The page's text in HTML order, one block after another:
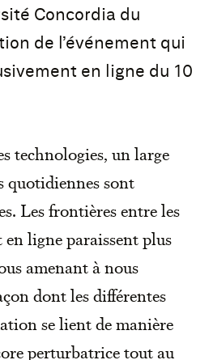
Concordia du
de l’événement qui
en ligne du 10
technologies, un large
quotidiennes sont
Les frontières entre les
en ligne paraissent plus
amenant à nous
dont les différentes
se lient de manière
perturbatrice tout au